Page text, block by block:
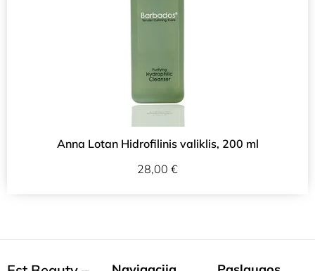
Anna Lotan Hidrofilinis valiklis, 200 ml
28,00 €